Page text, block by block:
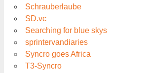
Schrauberlaube
SD.vc
Searching for blue skys
sprintervandiaries
Syncro goes Africa
T3-Syncro